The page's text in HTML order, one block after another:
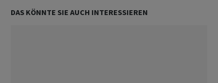
DAS KÖNNTE SIE AUCH INTERESSIEREN